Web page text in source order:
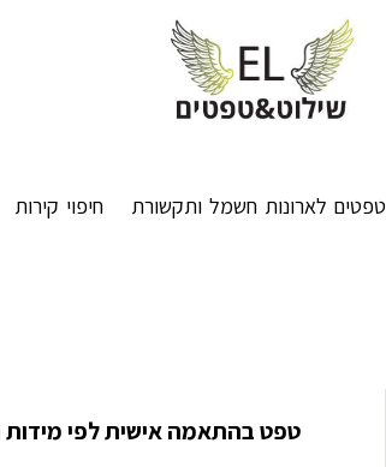
טפטים לארונות חשמל ותקשורת חיפוי קירות
טפט בהתאמה אישית לפי מידות